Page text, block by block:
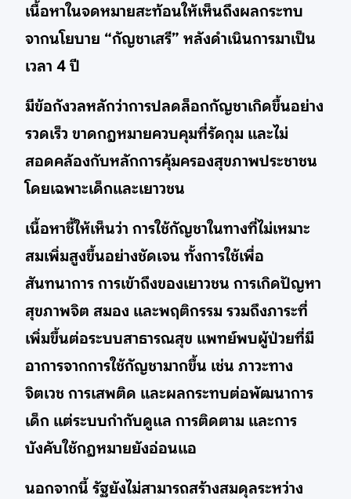
เนื้อหาในจดหมายสะท้อนให้เห็นถึงผลกระทบ
จากนโยบาย “กัญชาเสรี” หลังดำเนินการมาเป็น
เวลา 4 ปี
มีข้อกังวลหลักว่าการปลดล็อกกัญชาเกิดขึ้นอย่าง
รวดเร็ว ขาดกฎหมายควบคุมที่รัดกุม และไม่
สอดคล้องกับหลักการคุ้มครองสุขภาพประชาชน
โดยเฉพาะเด็กและเยาวชน
เนื้อหาชี้ให้เห็นว่า การใช้กัญชาในทางที่ไม่เหมาะ
สมเพิ่มสูงขึ้นอย่างชัดเจน ทั้งการใช้เพื่อ
สันทนาการ การเข้าถึงของเยาวชน การเกิดปัญหา
สุขภาพจิต สมอง และพฤติกรรม รวมถึงภาระที่
เพิ่มขึ้นต่อระบบสาธารณสุข แพทย์พบผู้ป่วยที่มี
อาการจากการใช้กัญชามากขึ้น เช่น ภาวะทาง
จิตเวช การเสพติด และผลกระทบต่อพัฒนาการ
เด็ก แต่ระบบกำกับดูแล การติดตาม และการ
บังคับใช้กฎหมายยังอ่อนแอ
นอกจากนี้ รัฐยังไม่สามารถสร้างสมดุลระหว่าง